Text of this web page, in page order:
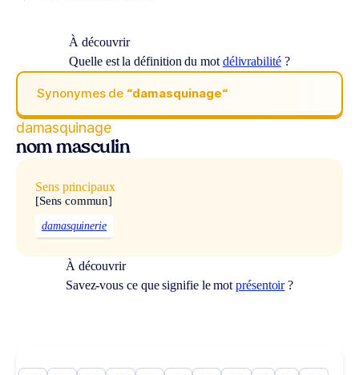
À découvrir
Quelle est la définition du mot délivrabilité?
Synonymes de “damasquinage“
damasquinage
nom masculin
Sens principaux
[Sens commun]
damasquinerie
À découvrir
Savez-vous ce que signifie le motprésentoir?